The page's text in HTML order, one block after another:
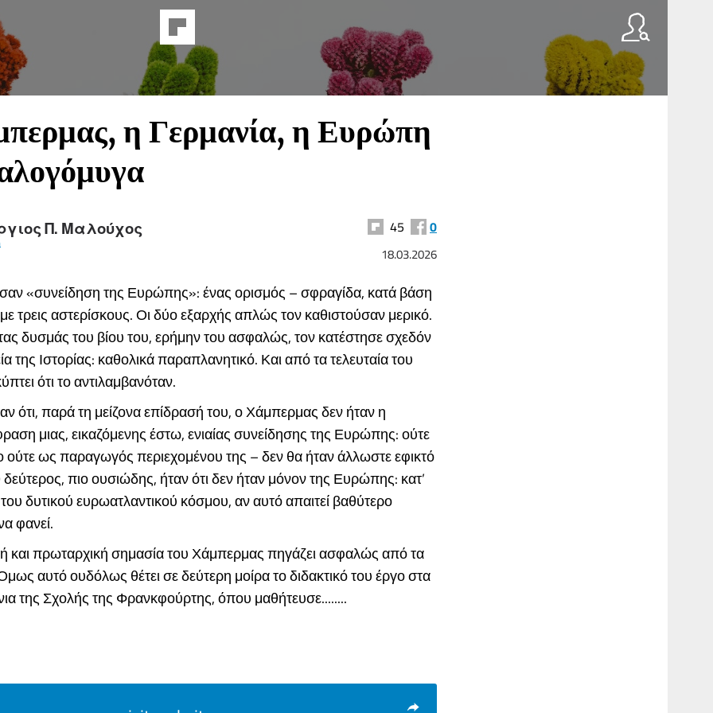
η Γερμανία, η Ευρώπη
Π. Μαλούχος 45 0
18.03.2026
«συνείδηση της Ευρώπης»: ένας ορισμός – σφραγίδα, κατά βάση
τρεις αστερίσκους. Οι δύο εξαρχής απλώς τον καθιστούσαν μερικό.
δυσμάς του βίου του, ερήμην του ασφαλώς, τον κατέστησε σχεδόν
της Ιστορίας: καθολικά παραπλανητικό. Και από τα τελευταία του
ότι το αντιλαμβανόταν.
ότι, παρά τη μείζονα επίδρασή του, ο Χάμπερμας δεν ήταν η
μιας, εικαζόμενης έστω, ενιαίας συνείδησης της Ευρώπης: ούτε
ως παραγωγός περιεχομένου της – δεν θα ήταν άλλωστε εφικτό
δεύτερος, πιο ουσιώδης, ήταν ότι δεν ήταν μόνον της Ευρώπης: κατ’
δυτικού ευρωατλαντικού κόσμου, αν αυτό απαιτεί βαθύτερο
φανεί.
και πρωταρχική σημασία του Χάμπερμας πηγάζει ασφαλώς από τα
αυτό ουδόλως θέτει σε δεύτερη μοίρα το διδακτικό του έργο στα
της Σχολής της Φρανκφούρτης, όπου μαθήτευσε........